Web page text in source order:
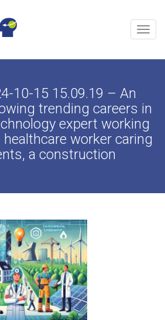
Menu
10-15 15.09.19 – An
trending careers in
expert working
worker caring
a construction